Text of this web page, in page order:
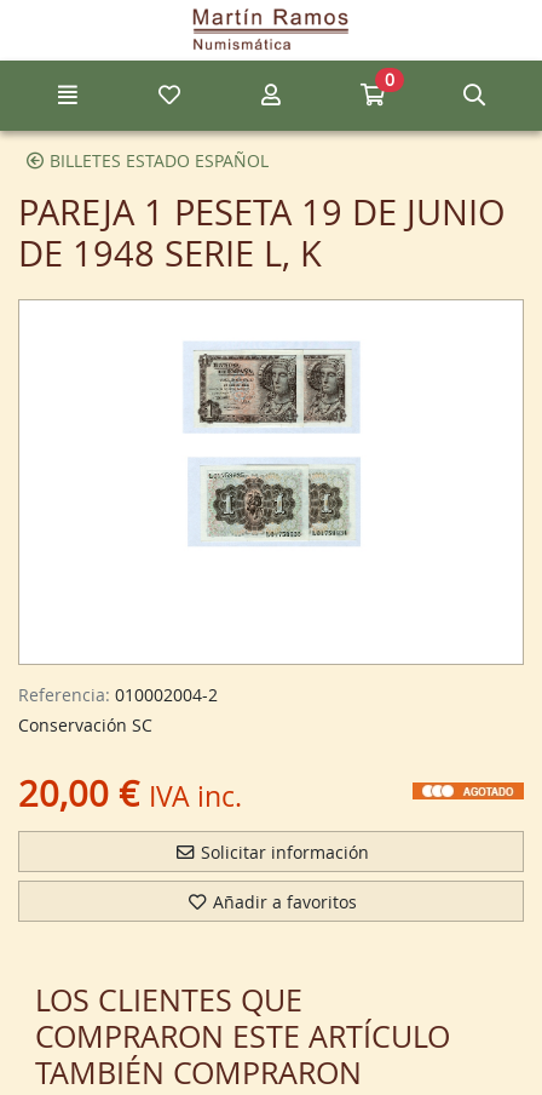
Ir al contenido principal de la página
Mis artículos favoritos
Mi cuentaIr a mi compra
0
BILLETES ESTADO ESPAÑOL
PAREJA 1 PESETA 19 DE JUNIO
DE 1948 SERIE L, K
Referencia: 010002004-2
Conservación SC
20,00 € IVA inc.
Solicitar información
Añadir a favoritos
LOS CLIENTES QUE
COMPRARON ESTE ARTÍCULO
TAMBIÉN COMPRARON